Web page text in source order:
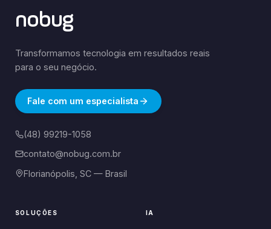
nobug
Transformamos tecnologia em resultados reais
para o seu negócio.
Fale com um especialista
(48) 99219-1058
contato@nobug.com.br
Florianópolis, SC — Brasil
SOLUÇÕES IA